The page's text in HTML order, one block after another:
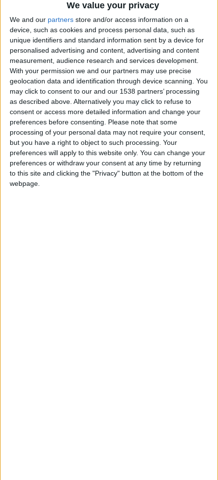
We value your privacy
We and our partners store and/or access information on a
device, such as cookies and process personal data, such as
unique identifiers and standard information sent by a device for
personalised advertising and content, advertising and content
measurement, audience research and services development.
With your permission we and our partners may use precise
geolocation data and identification through device scanning. You
may click to consent to our and our 1538 partners’ processing
as described above. Alternatively you may click to refuse to
consent or access more detailed information and change your
preferences before consenting. Please note that some
processing of your personal data may not require your consent,
but you have a right to object to such processing. Your
preferences will apply to this website only. You can change your
preferences or withdraw your consent at any time by returning
to this site and clicking the "Privacy" button at the bottom of the
webpage.
Carton plein pour les représentants monégasques à la Coupe
du monde U20. Yanis Benchaouch, Lucas Michal et Ilane
Touré se sont hissés dans le dernier carré de la compétition
avec le Maroc et l’équipe de France. Pour le premier, la
mission s’annonçait délicate face aux États-Unis, tombeurs de
la France en phase de groupes et […]
CONTINUER LA LECTURE→
Posted inBrèves,Sélections| TaggedAS Monaco Coupe du monde
U20,France U20,Ilane Touré, Lucas Michal,Maroc U20,Sélections
nationales,Yanis Benchaouch Laissez un commentaire